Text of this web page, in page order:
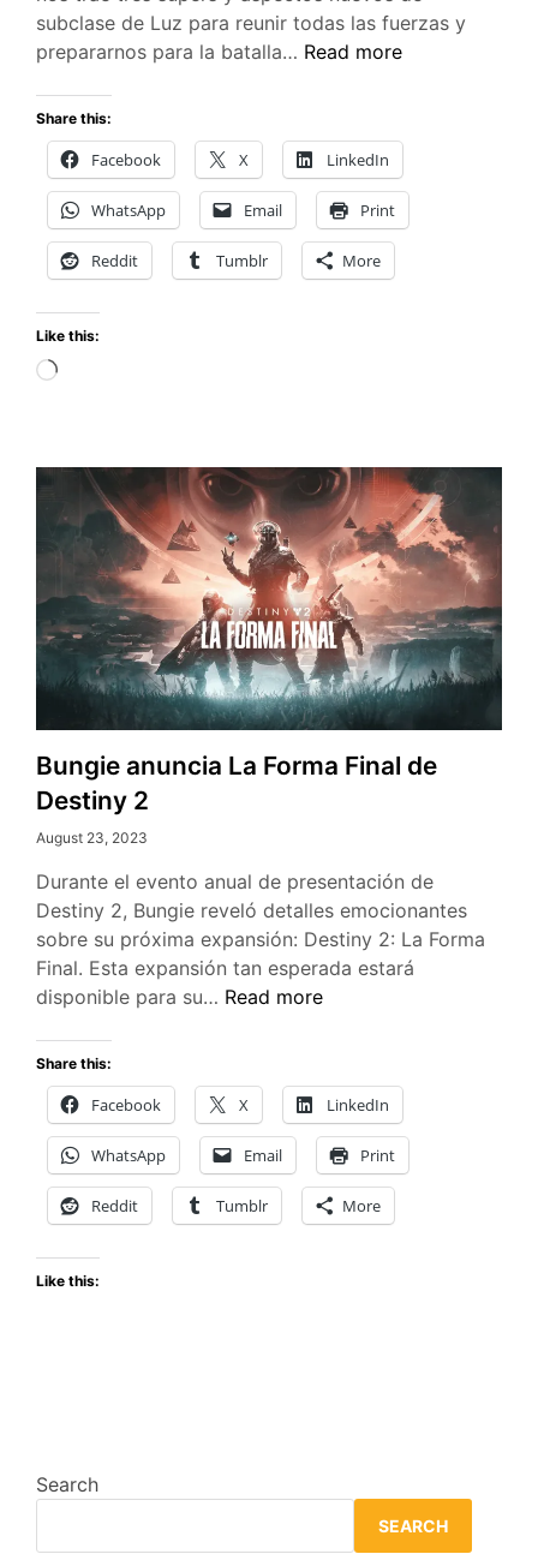
subclase de Luz para reunir todas las fuerzas y
prepararnos para la batalla… Una
las
nuevas
súpers
aspectos
de
La
Forma
Final
Read more
Share this:
Facebook X LinkedIn
WhatsApp Email Print
Reddit Tumblr More
Like this:
Loading…
Bungie anuncia La Forma Final de
Destiny 2
August 23, 2023
Durante el evento anual de presentación de
Destiny 2, Bungie reveló detalles emocionantes
sobre su próxima expansión: Destiny 2: La Forma
Final. Esta expansión tan esperada estará
disponible para su… Bungie
Forma
Final
de
Destiny
2
Read more
Share this:
Facebook X LinkedIn
WhatsApp Email Print
Reddit Tumblr More
Like this:
Search
SEARCH